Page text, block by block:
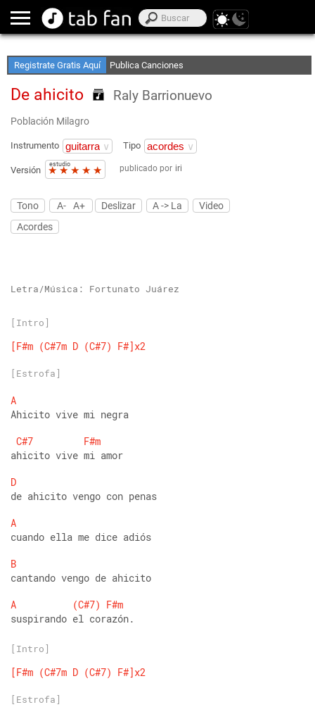
Registrate Gratis Aquí Publica Canciones
De ahicito Raly Barrionuevo
Población Milagro
Instrumento Tipo
Versión
estudio
★ ★ ★ ★ ★ publicado por iri
Tono A- A+ Deslizar A -> La
Video
Acordes
Letra/Música: Fortunato Juárez
[Intro]
[F#m (C#7m D (C#7) F#]x2
[Estrofa]
A
Ahicito vive mi negra
C#7
F#m
ahicito vive mi amor
D
de ahicito vengo con penas
A
cuando ella me dice adiós
B
cantando vengo de ahicito
A
(C#7) F#m
suspirando el corazón.
[Intro]
[F#m (C#7m D (C#7) F#]x2
[Estrofa]